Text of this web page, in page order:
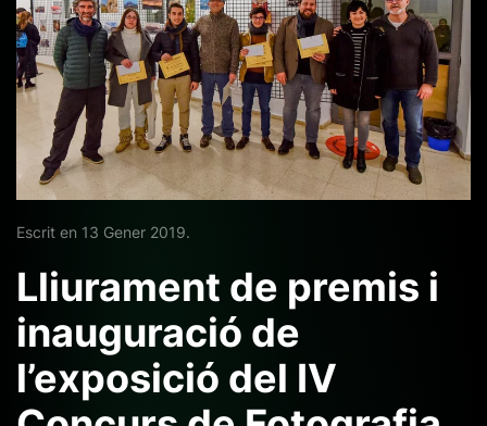
Escrit en 13 Gener 2019.
Lliurament de premis i
inauguració de
l’exposició del IV